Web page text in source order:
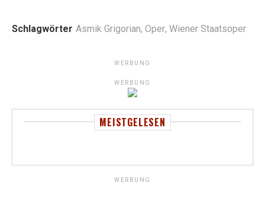
Schlagwörter Asmik Grigorian, Oper, Wiener Staatsoper
WERBUNG
WERBUNG
MEISTGELESEN
WERBUNG